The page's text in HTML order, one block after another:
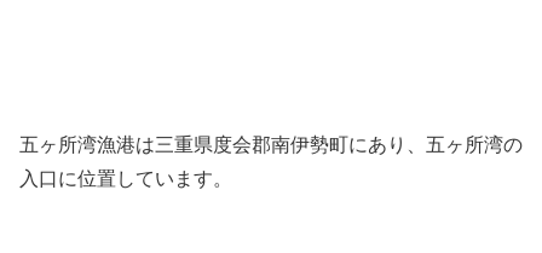
五ヶ所湾漁港は三重県度会郡南伊勢町にあり、五ヶ所湾の
入口に位置しています。